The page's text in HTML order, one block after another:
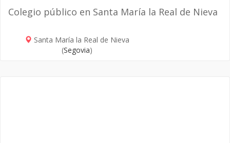
Colegio público en Santa María la Real de Nieva
Santa María la Real de Nieva
(Segovia)